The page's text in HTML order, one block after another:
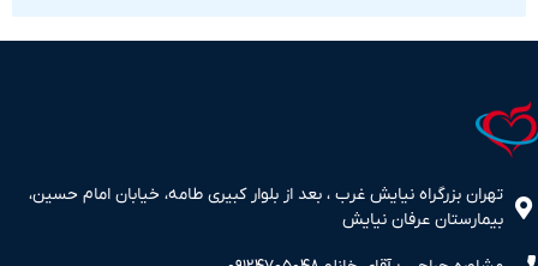
بزرگراه نیایش غرب ، بعد از بلوار کبیری طامه، خیابان امام حسین،
عرفان نیایش